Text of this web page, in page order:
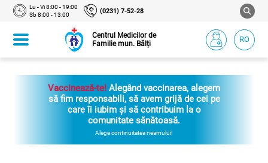
Lu - Vi 8:00 - 19:00
Sb 8:00 - 13:00
(0231) 7-52-28
Centrul Medicilor de
Familie mun. Bălți
RO
Vaccinează-te! Alegând vaccinarea, alegem
să fim responsabili, să avem grijă de cei pe
care îi iubim și să contribuim la o
comunitate sănătoasă.
Alege continuitatea neamului!